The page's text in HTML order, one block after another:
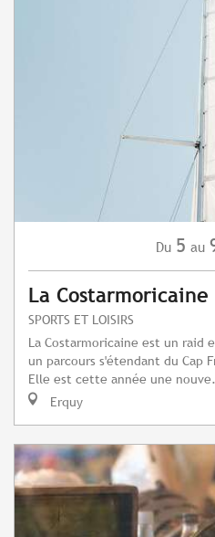
Du 5 au
La Costarmoricaine
SPORTS ET LOISIRS
La Costarmoricaine est un raid
un parcours s'étendant du Cap
Elle est cette année une
Erquy